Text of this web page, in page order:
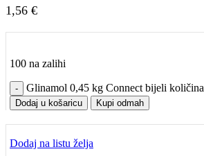
1,56 €
100 na zalihi
Glinamol 0,45 kg Connect bijeli količina
Dodaj u košaricu Kupi odmah
Dodaj na listu želja